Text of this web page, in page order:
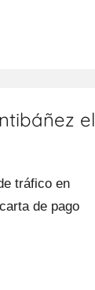
el
tráfico en
dе pago